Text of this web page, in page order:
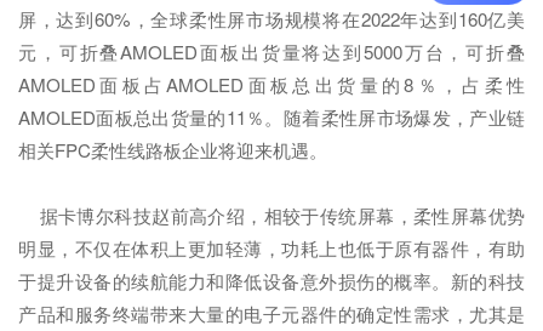
屏，达到60%，全球柔性屏市场规模将在2022年达到160亿美
元，可折叠AMOLED面板出货量将达到5000万台，可折叠
AMOLED面板占AMOLED面板总出货量的8％，占柔性
AMOLED面板总出货量的11％。随着柔性屏市场爆发，产业链
相关FPC柔性线路板企业将迎来机遇。
据卡博尔科技赵前高介绍，相较于传统屏幕，柔性屏幕优势
明显，不仅在体积上更加轻薄，功耗上也低于原有器件，有助
于提升设备的续航能力和降低设备意外损伤的概率。新的科技
产品和服务终端带来大量的电子元器件的确定性需求，尤其是